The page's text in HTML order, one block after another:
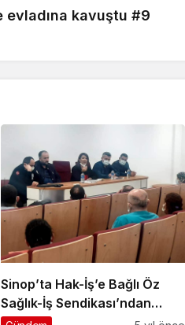
Sinop’ta Hak-İş’e Bağlı Öz
Sağlık-İş Sendikası’ndan
İstifalar Devam Ediyor…